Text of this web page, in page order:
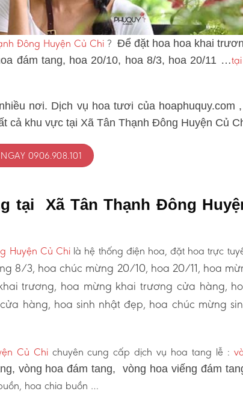
Đông Huyện Củ Chi ? Để đặt hoa hoa khai
đám tang, hoa 20/10, hoa 8/3, hoa 20/11 …
nơi. Dịch vụ hoa tươi của hoaphuquy.com
cả khu vực tại Xã Tân Thạnh Đông Huyện Củ
0906.908.101
tại Xã Tân Thạnh Đông
Huyện Củ Chi là hệ thống điện hoa, đặt hoa trực
8/3, hoa chúc mừng 20/10, hoa 20/11, hoa
trương, hoa mừng khai trương cửa hàng,
hàng, hoa sinh nhật đẹp, hoa chúc mừng
Củ Chichuyên cung cấp dịch vụ hoa tang lễ :
vòng hoa đám tang, vòng hoa viếng đám
hoa chia buồn …